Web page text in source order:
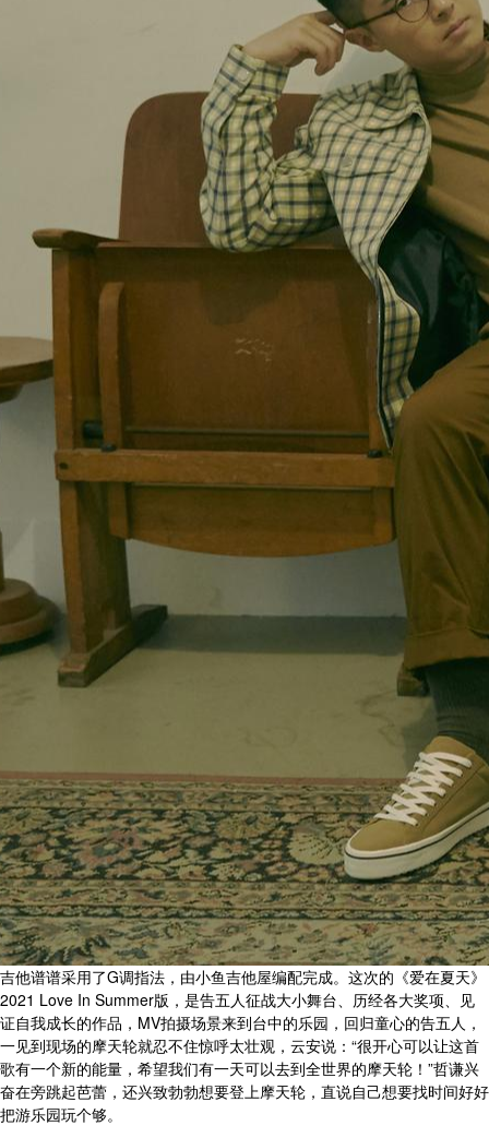
吉他谱谱采用了G调指法，由小鱼吉他屋编配完成。这次的《爱在夏天》
2021 Love In Summer版，是告五人征战大小舞台、历经各大奖项、见
证自我成长的作品，MV拍摄场景来到台中的乐园，回归童心的告五人，
一见到现场的摩天轮就忍不住惊呼太壮观，云安说：“很开心可以让这首
歌有一个新的能量，希望我们有一天可以去到全世界的摩天轮！”哲谦兴
奋在旁跳起芭蕾，还兴致勃勃想要登上摩天轮，直说自己想要找时间好好
把游乐园玩个够。